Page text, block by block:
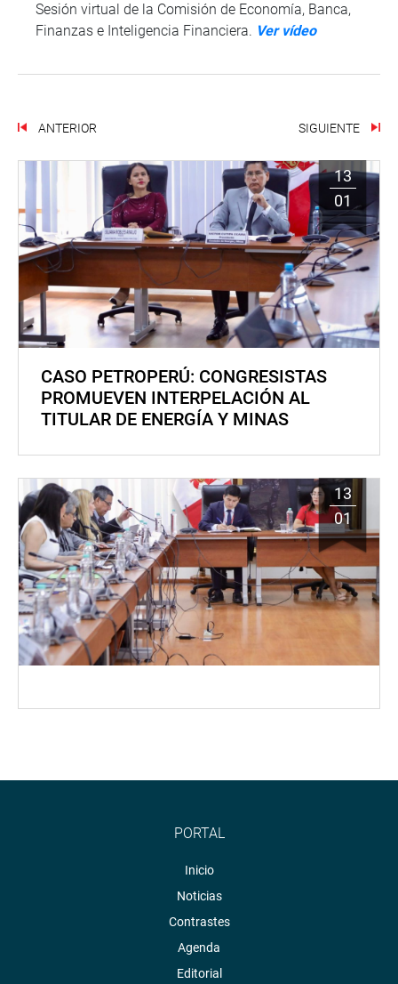
Sesión virtual de la Comisión de Economía, Banca,
Finanzas e Inteligencia Financiera. Ver vídeo
ANTERIOR SIGUIENTE
13
01
CASO PETROPERÚ: CONGRESISTAS
PROMUEVEN INTERPELACIÓN AL
TITULAR DE ENERGÍA Y MINAS
13
01
PORTAL
Inicio
Noticias
Contrastes
Agenda
Editorial